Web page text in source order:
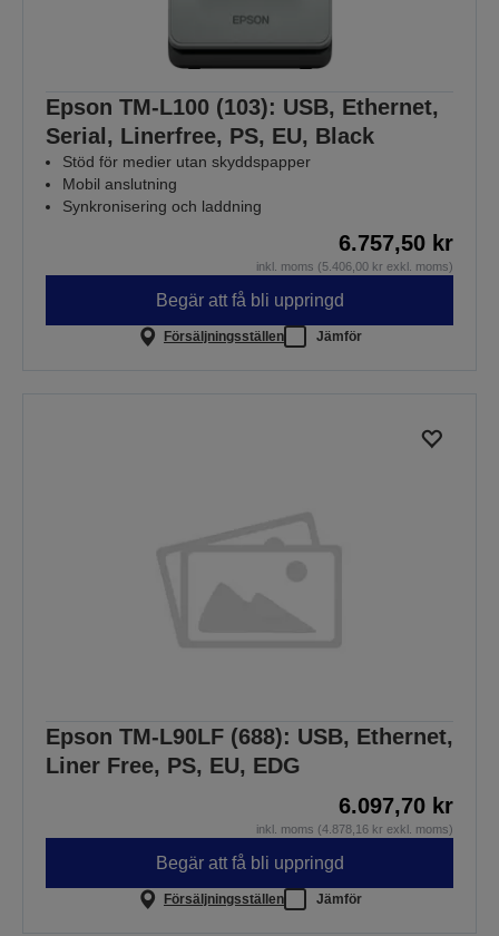
Epson TM-L100 (103): USB, Ethernet,
Serial, Linerfree, PS, EU, Black
Stöd för medier utan skyddspapper
Mobil anslutning
Synkronisering och laddning
6.757,50 kr
inkl. moms (5.406,00 kr exkl. moms)
Begär att få bli uppringd
Försäljningsställen Jämför
Epson TM-L90LF (688): USB, Ethernet,
Liner Free, PS, EU, EDG
6.097,70 kr
inkl. moms (4.878,16 kr exkl. moms)
Begär att få bli uppringd
Försäljningsställen Jämför